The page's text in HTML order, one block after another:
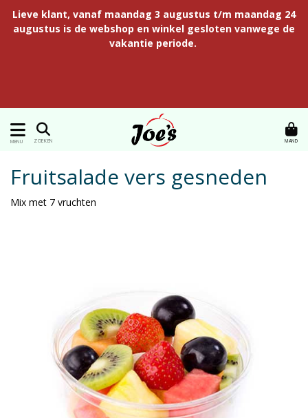
Lieve klant, vanaf maandag 3 augustus t/m maandag 24
augustus is de webshop en winkel gesloten vanwege de
vakantie periode.
MENU ZOEKEN MAND
Fruitsalade vers gesneden
Mix met 7 vruchten